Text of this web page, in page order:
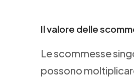
Il valore delle
Le scommesse
possono